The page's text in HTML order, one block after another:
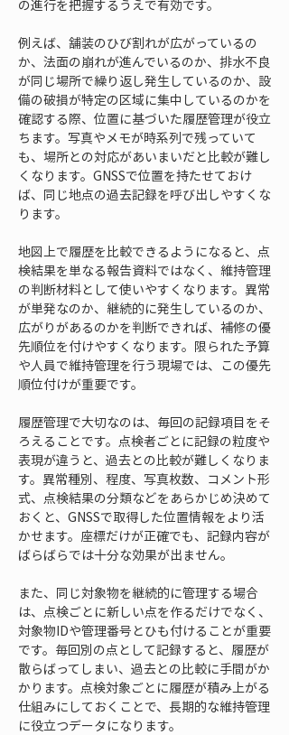
の進行を把握するうえで有効です。
例えば、舗装のひび割れが広がっているの
か、法面の崩れが進んでいるのか、排水不良
が同じ場所で繰り返し発生しているのか、設
備の破損が特定の区域に集中しているのかを
確認する際、位置に基づいた履歴管理が役立
ちます。写真やメモが時系列で残っていて
も、場所との対応があいまいだと比較が難し
くなります。GNSSで位置を持たせておけ
ば、同じ地点の過去記録を呼び出しやすくな
ります。
地図上で履歴を比較できるようになると、点
検結果を単なる報告資料ではなく、維持管理
の判断材料として使いやすくなります。異常
が単発なのか、継続的に発生しているのか、
広がりがあるのかを判断できれば、補修の優
先順位を付けやすくなります。限られた予算
や人員で維持管理を行う現場では、この優先
順位付けが重要です。
履歴管理で大切なのは、毎回の記録項目をそ
ろえることです。点検者ごとに記録の粒度や
表現が違うと、過去との比較が難しくなりま
す。異常種別、程度、写真枚数、コメント形
式、点検結果の分類などをあらかじめ決めて
おくと、GNSSで取得した位置情報をより活
かせます。座標だけが正確でも、記録内容が
ばらばらでは十分な効果が出ません。
また、同じ対象物を継続的に管理する場合
は、点検ごとに新しい点を作るだけでなく、
対象物IDや管理番号とひも付けることが重要
です。毎回別の点として記録すると、履歴が
散らばってしまい、過去との比較に手間がか
かります。点検対象ごとに履歴が積み上がる
仕組みにしておくことで、長期的な維持管理
に役立つデータになります。